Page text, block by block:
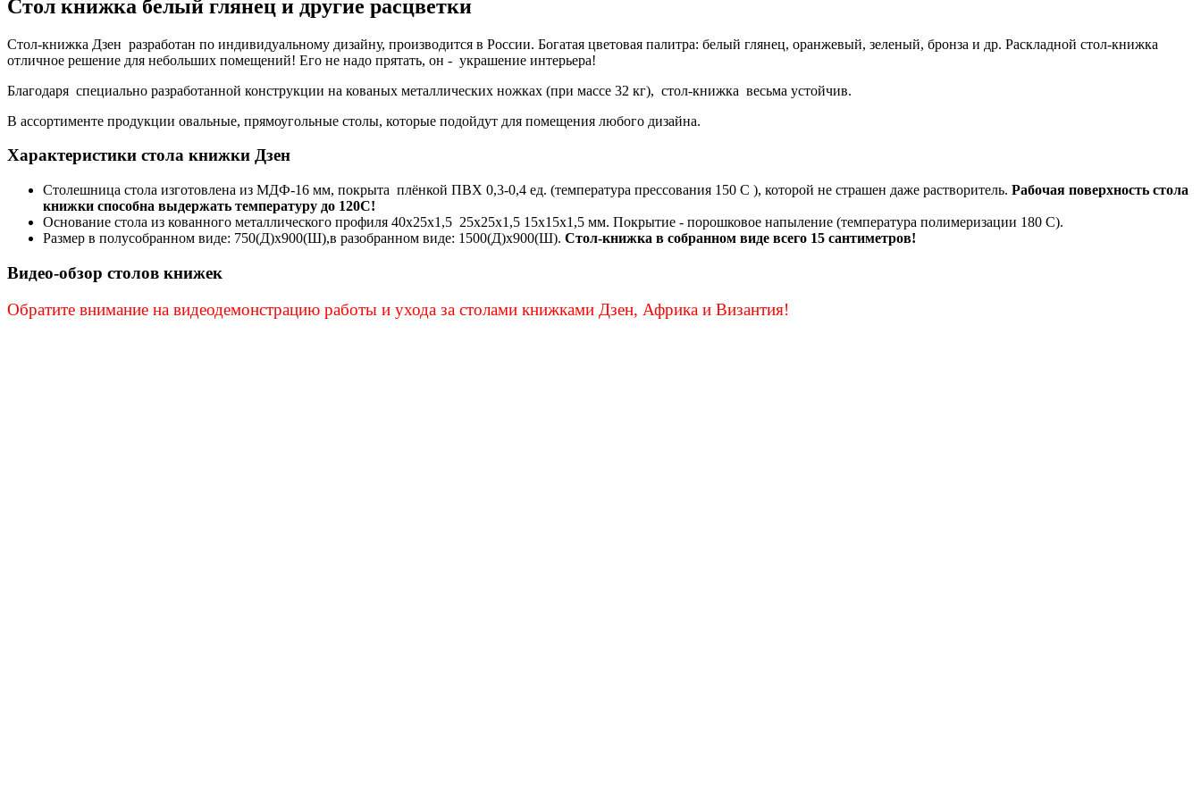
Стол книжка белый глянец и другие расцветки
Стол-книжка Дзен разработан по индивидуальному дизайну, производится в России. Богатая цветовая палитра: белый глянец, оранжевый, зеленый, бронза и др. Раскладной стол-книжка
отличное решение для небольших помещений! Его не надо прятать, он - украшение интерьера!
Благодаря специально разработанной конструкции на кованых металлических ножках (при массе 32 кг), стол-книжка весьма устойчив.
В ассортименте продукции овальные, прямоугольные столы, которые подойдут для помещения любого дизайна.
Характеристики стола книжки Дзен
Столешница стола изготовлена из МДФ-16 мм, покрыта плёнкой ПВХ 0,3-0,4 ед. (температура прессования 150 С ), которой не страшен даже растворитель. Рабочая поверхность стола
книжки способна выдержать температуру до 120С!
Основание стола из кованного металлического профиля 40х25х1,5 25х25х1,5 15х15х1,5 мм. Покрытие - порошковое напыление (температура полимеризации 180 С).
Размер в полусобранном виде: 750(Д)х900(Ш),в разобранном виде: 1500(Д)х900(Ш). Стол-книжка в собранном виде всего 15 сантиметров!
Видео-обзор столов книжек
Обратите внимание на видеодемонстрацию работы и ухода за столами книжками Дзен, Африка и Византия!